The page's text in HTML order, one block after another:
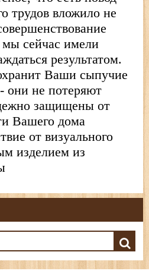
трудов вложило не
сейчас имели
результатом.
Ваши сыпучие
они не потеряют
защищены от
Вашего дома
от визуального
изделием из